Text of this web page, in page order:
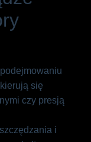
się
czy presją
i